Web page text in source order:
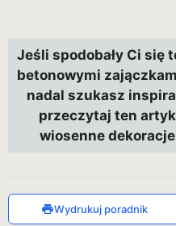
Jeśli spodobały Ci się
betonowymi
nadal szukasz
przeczytaj ten
wiosenne
Wydrukuj poradnik